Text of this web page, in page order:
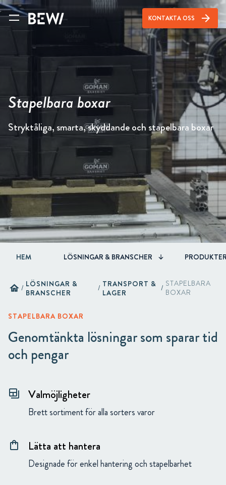
KONTAKTA OSS arrow_forward
Stapelbara boxar
Stryktåliga, smarta, skyddande och stapelbara boxar
HEM LÖSNINGAR & BRANSCHER
home / LÖSNINGAR &
BRANSCHER
/ TRANSPORT &
LAGER
/ STAPELBARA
BOXAR
STAPELBARA BOXAR
Genomtänkta lösningar som sparar tid
och pengar
backup_table Valmöjligheter
Brett sortiment för alla sorters varor
shopping_bag Lätta att hantera
Designade för enkel hantering och stapelbarhet